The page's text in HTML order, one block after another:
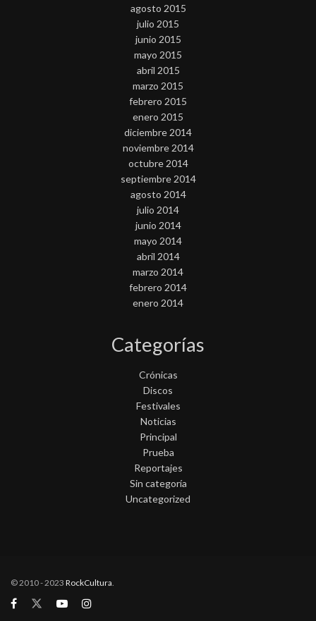
agosto 2015
julio 2015
junio 2015
mayo 2015
abril 2015
marzo 2015
febrero 2015
enero 2015
diciembre 2014
noviembre 2014
octubre 2014
septiembre 2014
agosto 2014
julio 2014
junio 2014
mayo 2014
abril 2014
marzo 2014
febrero 2014
enero 2014
Categorías
Crónicas
Discos
Festivales
Noticias
Principal
Prueba
Reportajes
Sin categoría
Uncategorized
© 2010 - 2023 RockCultura.